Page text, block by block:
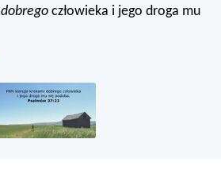
dobrego człowieka i jego droga mu